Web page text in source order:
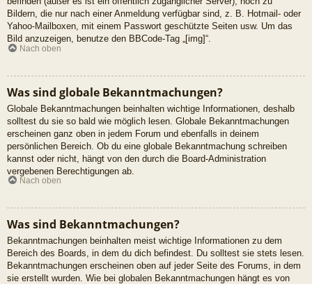
Bildern, die nur nach einer Anmeldung verfügbar sind, z. B. Hotmail- oder
Yahoo-Mailboxen, mit einem Passwort geschützte Seiten usw. Um das
Bild anzuzeigen, benutze den BBCode-Tag „[img]“.
Nach oben
Was sind globale Bekanntmachungen?
Globale Bekanntmachungen beinhalten wichtige Informationen, deshalb
solltest du sie so bald wie möglich lesen. Globale Bekanntmachungen
erscheinen ganz oben in jedem Forum und ebenfalls in deinem
persönlichen Bereich. Ob du eine globale Bekanntmachung schreiben
kannst oder nicht, hängt von den durch die Board-Administration
vergebenen Berechtigungen ab.
Nach oben
Was sind Bekanntmachungen?
Bekanntmachungen beinhalten meist wichtige Informationen zu dem
Bereich des Boards, in dem du dich befindest. Du solltest sie stets lesen.
Bekanntmachungen erscheinen oben auf jeder Seite des Forums, in dem
sie erstellt wurden. Wie bei globalen Bekanntmachungen hängt es von